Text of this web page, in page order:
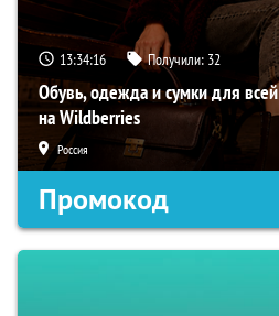
13:34:15 Получили: 32
Обувь, одежда и сумки для
на Wildberries
Россия
Промокод